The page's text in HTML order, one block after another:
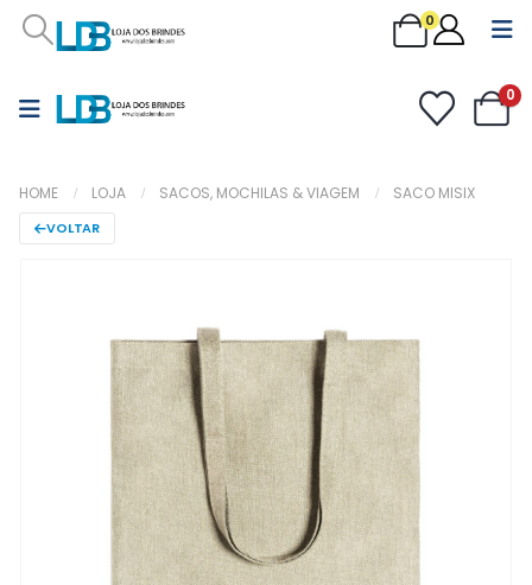
0
0
HOME LOJA SACOS, MOCHILAS & VIAGEM SACO MISIX
VOLTAR